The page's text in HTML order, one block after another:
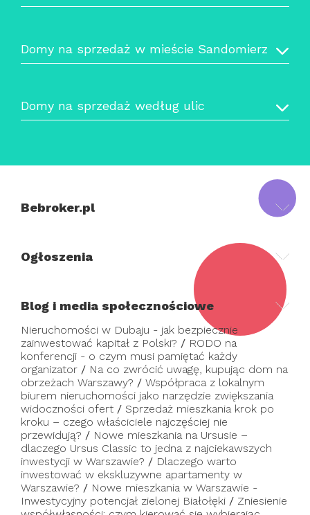
Domy na sprzedaż w mieście Sandomierz
Domy na sprzedaż według ulic
Bebroker.pl
Ogłoszenia
Blog i media społecznościowe
Nieruchomości w Dubaju - jak bezpiecznie
zainwestować kapitał z Polski? / RODO na
konferencji - o czym musi pamiętać każdy
organizator / Na co zwrócić uwagę, kupując dom na
obrzeżach Warszawy? / Współpraca z lokalnym
biurem nieruchomości jako narzędzie zwiększania
widoczności ofert / Sprzedaż mieszkania krok po
kroku – czego właściciele najczęściej nie
przewidują? / Nowe mieszkania na Ursusie –
dlaczego Ursus Classic to jedna z najciekawszych
inwestycji w Warszawie? / Dlaczego warto
inwestować w ekskluzywne apartamenty w
Warszawie? / Nowe mieszkania w Warszawie -
Inwestycyjny potencjał zielonej Białołęki / Zniesienie